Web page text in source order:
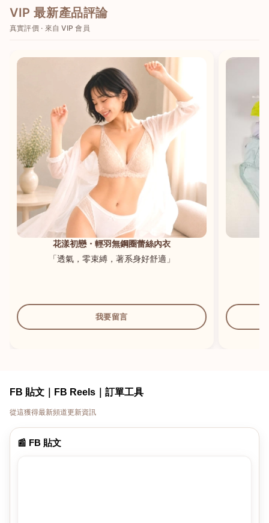
VIP 最新產品評論
真實評價 · 來自 VIP 會員
花漾初戀・輕羽無鋼圈蕾絲內衣
「透氣，零束縛，著系身好舒適」
我要留言
FB 貼文｜FB Reels｜訂單工具
從這獲得最新頻道更新資訊
📰 FB 貼文
English